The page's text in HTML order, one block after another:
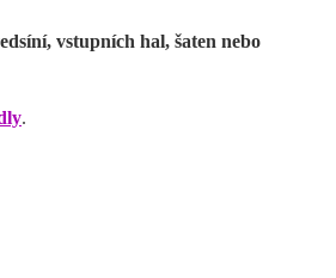
vstupních hal, šaten nebo
.